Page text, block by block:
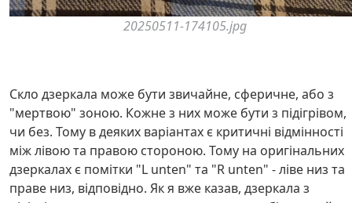
20250511-174105.jpg
Скло дзеркала може бути звичайне, сферичне, або з
"мертвою" зоною. Кожне з них може бути з підігрівом,
чи без. Тому в деяких варіантах є критичні відмінності
між лівою та правою стороною. Тому на оригінальних
дзеркалах є помітки "L unten" та "R unten" - ліве низ та
праве низ, відповідно. Як я вже казав, дзеркала з